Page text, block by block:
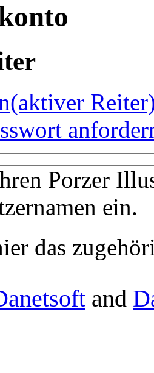
(aktiver
Porzer
ein.
das
and